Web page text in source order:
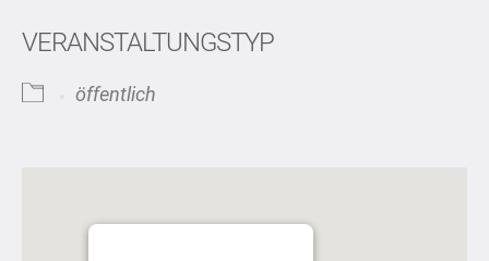
VERANSTALTUNGSTYP
öffentlich